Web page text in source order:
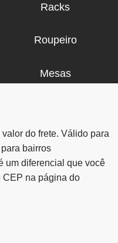
Racks
Roupeiro
Mesas
do frete. Válido para
bairros
um diferencial que você
CEP na página do